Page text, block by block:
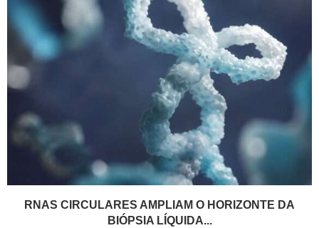
RNAS CIRCULARES AMPLIAM O HORIZONTE DA
BIÓPSIA LÍQUIDA...